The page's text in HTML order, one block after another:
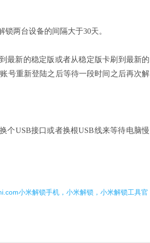
两台设备的间隔大于30天。
最新的稳定版或者从稳定版卡刷到最新的
号重新登陆之后等待一段时间之后再次解
个USB接口或者换根USB线来等待电脑慢
小米解锁手机，小米解锁，小米解锁工具官